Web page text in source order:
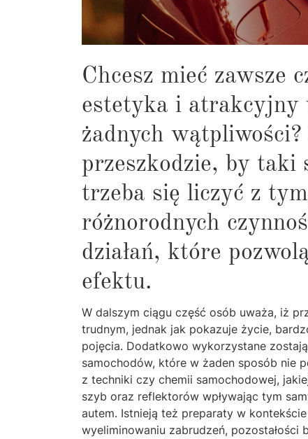
Chcesz mieć zawsze
estetyka i atrakcyjny
żadnych
przeszkodzie, by taki
trzeba się liczyć z
różnorodnych
działań, które
efektu.
W dalszym ciągu część osób uważa, iż
trudnym, jednak jak pokazuje życie,
pojęcia. Dodatkowo wykorzystane
samochodów, które w żaden sposób nie
z techniki czy chemii samochodowej,
szyb oraz reflektorów wpływając tym
autem. Istnieją też preparaty w
wyeliminowaniu zabrudzeń, pozostałości